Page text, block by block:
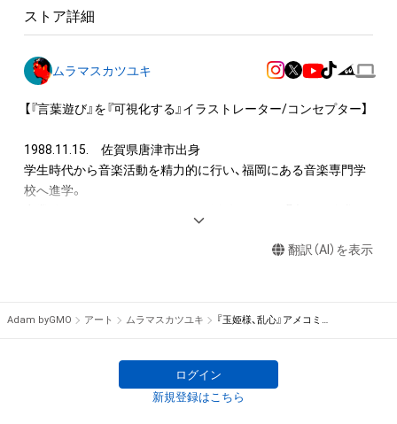
作権を有する方、著作隣接権の権利者またはその管理委託を受
を保有していたとしても、本アイテムに関する創作物にかかる
知的財産権を有することを意味しません。
・本アイテムの著作権を有する方、著作隣接権の権利者またはそ
アイテムの保有者が有する権利」の範囲を超えた行為、知的財産
権を侵害するおそれのある行為(改変、公開、配布、逆コンパイ
ル、リバースエンジニアリングを含みますが、これに限定されま
・本アイテムに関する創作物の利用については、公序良俗や法令
に反する利用またはその恐れのある利用など、作成者が不適切
ムラマスカツユキ
ストア詳細
ムラマスカツユキ
【『言葉遊び』を『可視化する』イラストレーター/コンセプター】
1988.11.15.　佐賀県唐津市出身
学生時代から音楽活動を精力的に行い、福岡にある音楽専門学
校へ進学。
の同士を組み合わせることが出来るという人間の想像力をコン
2023年現在様々な角度からのアプローチや作品同士のスピン
オフを重ね自身の誕生日である11月の七五三を題材とした『千
翻訳（AI）を表示
Adam byGMO アート ムラマスカツユキ 『玉姫様、乱心』アメコミPOPVer.②
ログイン
新規登録はこちら